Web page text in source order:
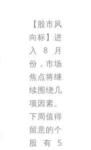
【股市风
向标】进
入8月
份，市场
焦点将继
续围绕几
项因素。
下周值得
留意的个
股有5